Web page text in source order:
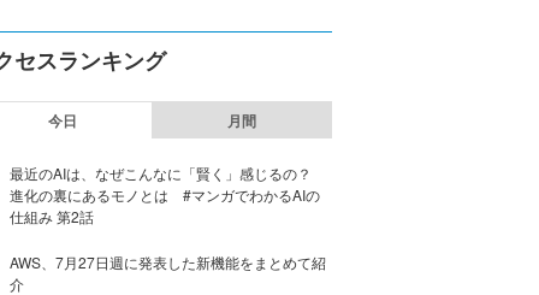
セスランキング
今日 月間
最近のAIは、なぜこんなに「賢く」感じるの？
進化の裏にあるモノとは #マンガでわかるAIの
仕組み 第2話
AWS、7月27日週に発表した新機能をまとめて紹
介